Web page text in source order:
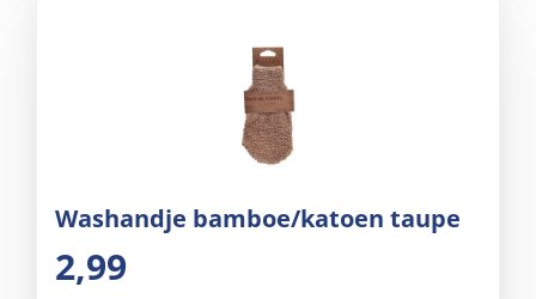
Washandje bamboe/katoen taupe
2,99